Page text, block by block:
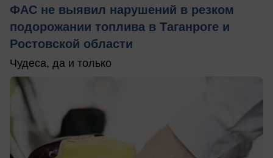
ФАС не выявил нарушений в резком
подорожании топлива в Таганроге и
Ростовской области
Чудеса, да и только